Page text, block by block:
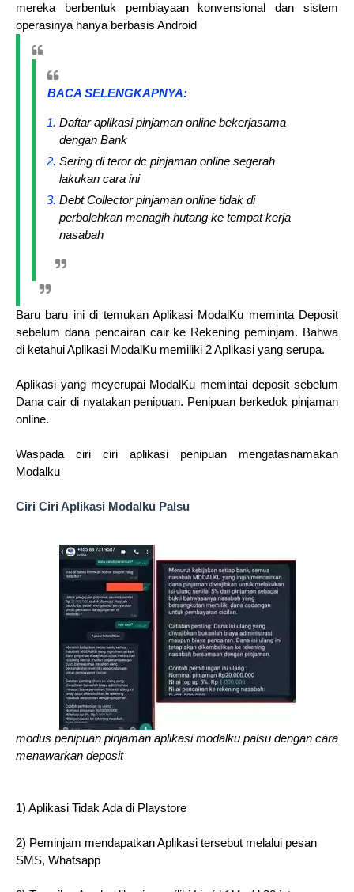
mereka berbentuk pembiayaan konvensional dan sistem
operasinya hanya berbasis Android
BACA SELENGKAPNYA:
Daftar aplikasi pinjaman online bekerjasama
dengan Bank
Sering di teror dc pinjaman online segerah
lakukan cara ini
Debt Collector pinjaman online tidak di
perbolehkan menagih hutang ke tempat kerja
nasabah
Baru baru ini di temukan Aplikasi ModalKu meminta Deposit
sebelum dana pencairan cair ke Rekening peminjam. Bahwa
di ketahui Aplikasi ModalKu memiliki 2 Aplikasi yang serupa.
Aplikasi yang meyerupai ModalKu memintai deposit sebelum
Dana cair di nyatakan penipuan. Penipuan berkedok pinjaman
online.
Waspada ciri ciri aplikasi penipuan mengatasnamakan
Modalku
Ciri Ciri Aplikasi Modalku Palsu
modus penipuan pinjaman aplikasi modalku palsu dengan cara
menawarkan deposit
1) Aplikasi Tidak Ada di Playstore
2) Peminjam mendapatkan Aplikasi tersebut melalui pesan
SMS, Whatsapp